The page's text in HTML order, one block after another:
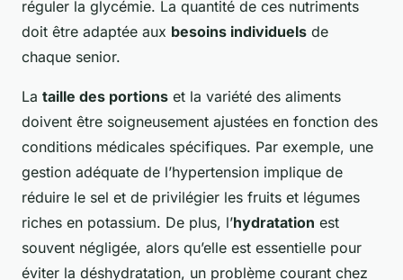
réguler la glycémie. La quantité de ces nutriments
doit être adaptée aux besoins individuels de
chaque senior.
La taille des portions et la variété des aliments
doivent être soigneusement ajustées en fonction des
conditions médicales spécifiques. Par exemple, une
gestion adéquate de l’hypertension implique de
réduire le sel et de privilégier les fruits et légumes
riches en potassium. De plus, l’hydratation est
souvent négligée, alors qu’elle est essentielle pour
éviter la déshydratation, un problème courant chez